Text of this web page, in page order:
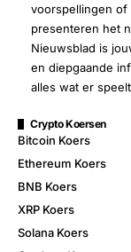
voorspellingen of
presenteren het
Nieuwsblad is
en diepgaande
alles wat er
Crypto Koersen
Bitcoin Koers
Ethereum Koers
BNB Koers
XRP Koers
Solana Koers